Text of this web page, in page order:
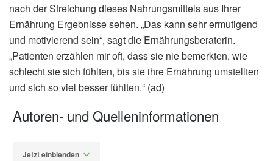
nach der Streichung dieses Nahrungsmittels aus Ihrer
Ernährung Ergebnisse sehen. „Das kann sehr ermutigend
und motivierend sein“, sagt die Ernährungsberaterin.
„Patienten erzählen mir oft, dass sie nie bemerkten, wie
schlecht sie sich fühlten, bis sie ihre Ernährung umstellten
und sich so viel besser fühlten.“ (ad)
Autoren- und Quelleninformationen
Jetzt einblenden